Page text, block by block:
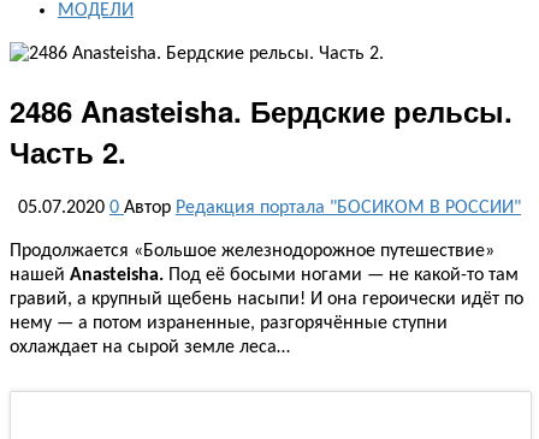
МОДЕЛИ
2486 Anasteisha. Бердские рельсы.
Часть 2.
05.07.2020 0 Автор Редакция портала "БОСИКОМ В РОССИИ"
Продолжается «Большое железнодорожное путешествие»
нашей Anasteisha. Под её босыми ногами — не какой-то там
гравий, а крупный щебень насыпи! И она героически идёт по
нему — а потом израненные, разгорячённые ступни
охлаждает на сырой земле леса…